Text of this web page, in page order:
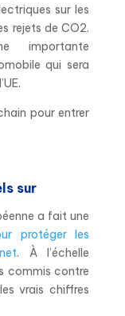
sur les
rejets de CO2.
importante
qui sera
pour entrer
sur
a fait une
protéger les
. À l’échelle
commis contre
vrais chiffres